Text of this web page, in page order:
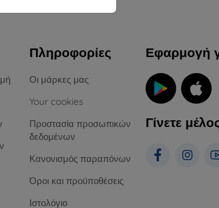
Πληροφορίες
Οι μάρκες μας
Your cookies
Προστασία προσωπικών
δεδομένων
Κανονισμός παραπόνων
Όροι και προϋποθέσεις
Ιστολόγιο
Εφαρμογή
Γίνετε